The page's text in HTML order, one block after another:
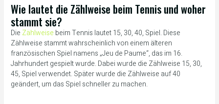
Wie lautet die Zählweise beim Tennis und woher
stammt sie?
Die Zählweise beim Tennis lautet 15, 30, 40, Spiel. Diese
Zählweise stammt wahrscheinlich von einem älteren
französischen Spiel namens „Jeu de Paume“, das im 16.
Jahrhundert gespielt wurde. Dabei wurde die Zählweise 15, 30,
45, Spiel verwendet. Später wurde die Zählweise auf 40
geändert, um das Spiel schneller zu machen.